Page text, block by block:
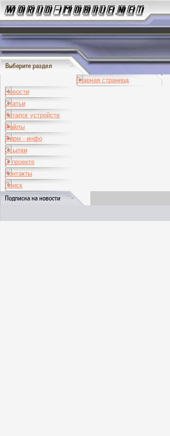
Главная страница
Новости
Статьи
Каталог устройств
Файлы
Фирм - инфо
Ссылки
О проекте
Контакты
Поиск